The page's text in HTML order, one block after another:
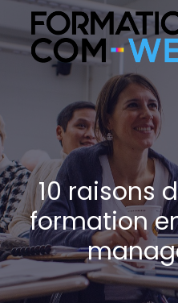
10 raisons
formation